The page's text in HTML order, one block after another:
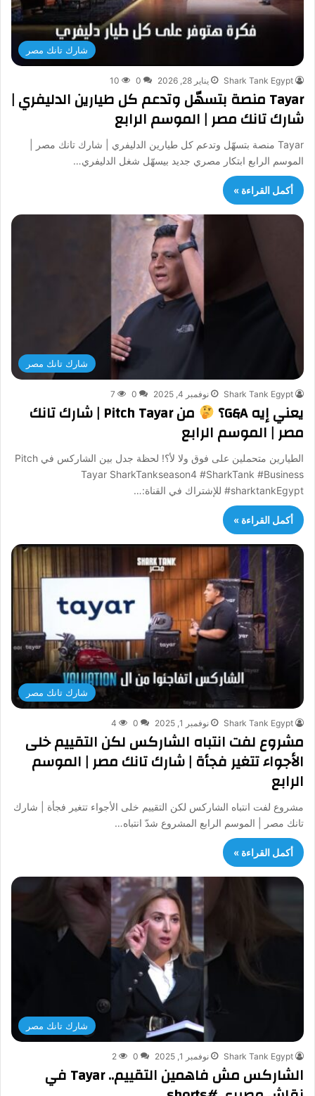
شارك تانك مصر
Shark Tank Egypt يناير 28, 2026 0
10
Tayar منصة بتسهّل وتدعم كل طيارين الدليفري |
شارك تانك مصر | الموسم الرابع
Tayar منصة بتسهّل وتدعم كل طيارين الدليفري | شارك تانك مصر |
الموسم الرابع ابتكار مصري جديد بيسهّل شغل الدليفري…
أكمل القراءة »
شارك تانك مصر
Shark Tank Egypt نوفمبر 4, 2025 0
7
يعني إيه G&A؟ من Pitch Tayar | شارك تانك
مصر | الموسم الرابع
الطيارين متحملين على فوق ولا لأ؟! لحظة جدل بين الشاركس في Pitch
Tayar SharkTankseason4 #SharkTank #Business
#sharktankEgypt للإشتراك في القناة:…
أكمل القراءة »
شارك تانك مصر
Shark Tank Egypt نوفمبر 1, 2025 0
4
مشروع لفت انتباه الشاركس لكن التقييم خلى
الأجواء تتغير فجأة | شارك تانك مصر | الموسم
الرابع
مشروع لفت انتباه الشاركس لكن التقييم خلى الأجواء تتغير فجأة | شارك
تانك مصر | الموسم الرابع المشروع شدّ انتباه…
أكمل القراءة »
شارك تانك مصر
Shark Tank Egypt نوفمبر 1, 2025 0
2
الشاركس مش فاهمين التقييم.. Tayar في